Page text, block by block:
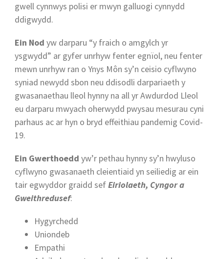
gwell cynnwys polisi er mwyn galluogi cynnydd
ddigwydd.
Ein Nod yw darparu “y fraich o amgylch yr
ysgwydd” ar gyfer unrhyw fenter egnïol, neu fenter
mewn unrhyw ran o Ynys Môn sy’n ceisio cyflwyno
syniad newydd sbon neu ddisodli darpariaeth y
gwasanaethau lleol hynny na all yr Awdurdod Lleol
eu darparu mwyach oherwydd pwysau mesurau cyni
parhaus ac ar hyn o bryd effeithiau pandemig Covid-
19.
Ein Gwerthoedd yw’r pethau hynny sy’n hwyluso
cyflwyno gwasanaeth cleientiaid yn seiliedig ar ein
tair egwyddor graidd sefEiriolaeth, Cyngor a
Gweithredusef:
Hygyrchedd
Uniondeb
Empathi